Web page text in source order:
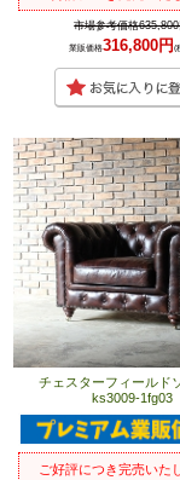
市場参考価格
業販価格316,800円(
チェスターフィールド
ks3009-1fg03
ご好評につき完売いた